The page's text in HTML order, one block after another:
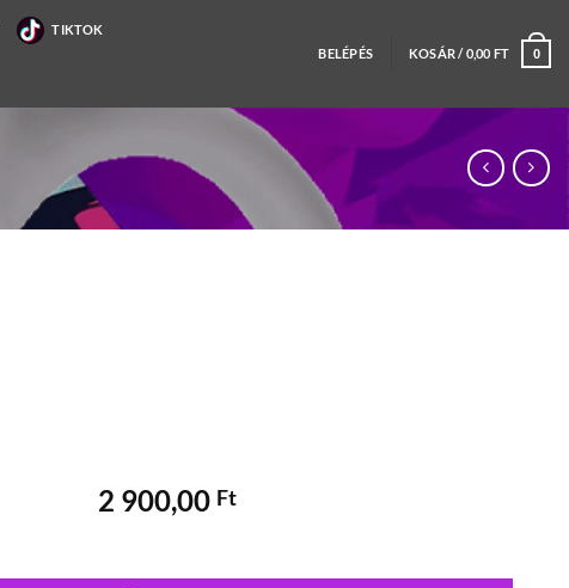
TIKTOK
BELÉPÉS KOSÁR /0,00 FT 0
2 900,00 Ft